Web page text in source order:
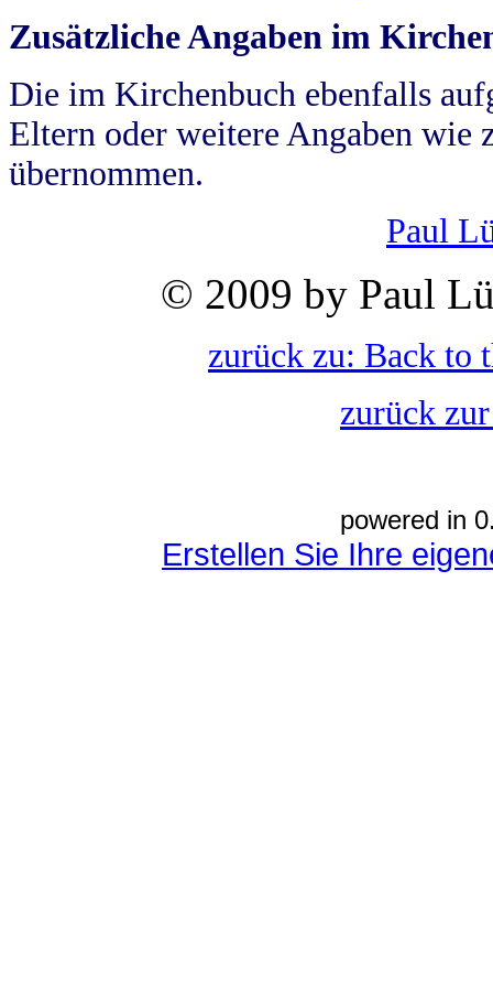
Zusätzliche Angaben im
Die im Kirchenbuch ebenfalls
Eltern oder weitere Angaben wie
übernommen.
Paul
© 2009 by Paul
zurück zu: Back to
zurück
powered in
Erstellen Sie Ihre